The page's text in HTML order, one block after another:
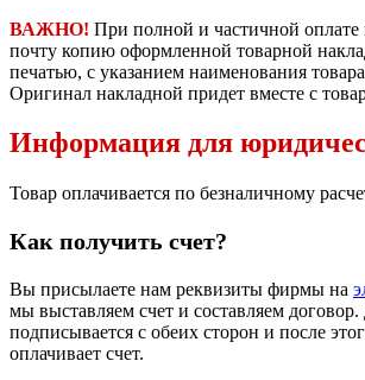
ВАЖНО! При полной и частичной
почту копию оформленной товарной
печатью, с указанием наименования
Оригинал накладной придет вместе с
Информация для
Товар оплачивается по безналичному
Как получить счет?
Вы присылаете нам реквизиты фирмы на
мы выставляем счет и составляем
подписывается с обеих сторон и после
оплачивает счет.